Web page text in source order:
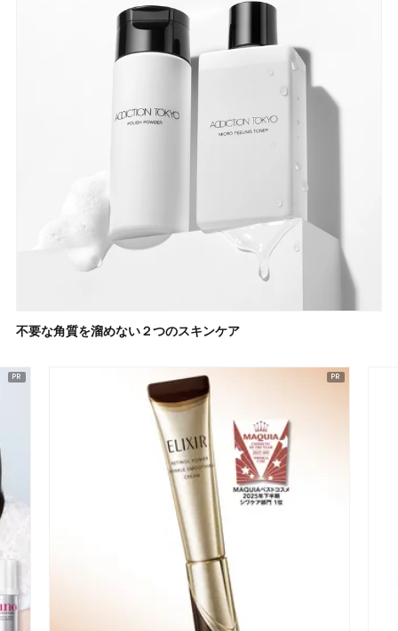
不要な角質を溜めない２つのスキンケア